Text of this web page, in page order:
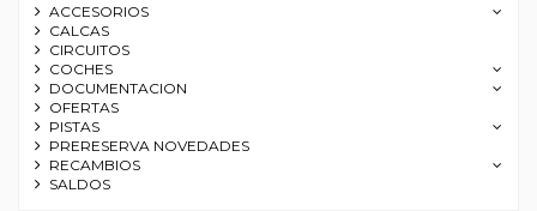
ACCESORIOS
CALCAS
CIRCUITOS
COCHES
DOCUMENTACION
OFERTAS
PISTAS
PRERESERVA NOVEDADES
RECAMBIOS
SALDOS